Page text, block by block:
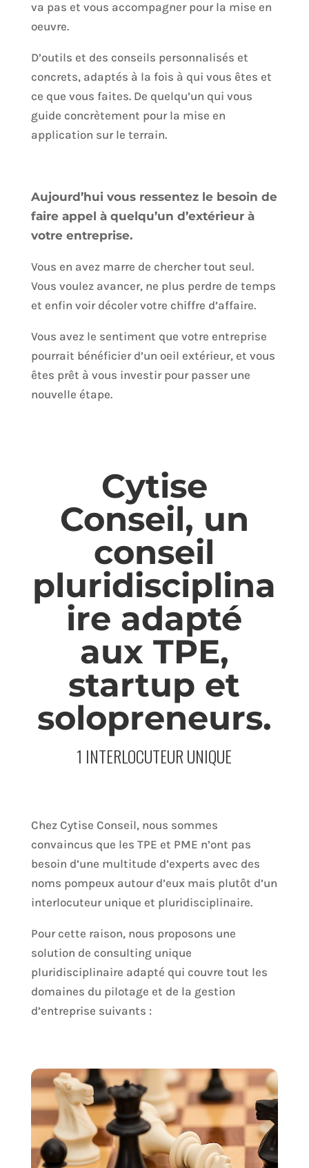
va pas et vous accompagner pour la mise en
oeuvre.
D’outils et des conseils personnalisés et
concrets, adaptés à la fois à qui vous êtes et
ce que vous faites. De quelqu’un qui vous
guide concrètement pour la mise en
application sur le terrain.
Aujourd’hui vous ressentez le besoin de
faire appel à quelqu’un d’extérieur à
votre entreprise.
Vous en avez marre de chercher tout seul.
Vous voulez avancer, ne plus perdre de temps
et enfin voir décoler votre chiffre d’affaire.
Vous avez le sentiment que votre entreprise
pourrait bénéficier d’un oeil extérieur, et vous
êtes prêt à vous investir pour passer une
nouvelle étape.
Cytise
Conseil, un
conseil
pluridisciplina
ire adapté
aux TPE,
startup et
solopreneurs.
1 INTERLOCUTEUR UNIQUE
Chez Cytise Conseil, nous sommes
convaincus que les TPE et PME n’ont pas
besoin d’une multitude d’experts avec des
noms pompeux autour d’eux mais plutôt d’un
interlocuteur unique et pluridisciplinaire.
Pour cette raison, nous proposons une
solution de consulting unique
pluridisciplinaire adapté qui couvre tout les
domaines du pilotage et de la gestion
d’entreprise suivants :